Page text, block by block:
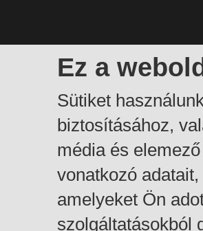
Ez a
Sütiket
biztosításához,
média és
vonatkozó
amelyeket Ön
szolgáltatásokból